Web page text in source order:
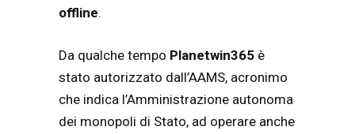
offline.
Da qualche tempo Planetwin365 è
stato autorizzato dall’AAMS, acronimo
che indica l’Amministrazione autonoma
dei monopoli di Stato, ad operare anche